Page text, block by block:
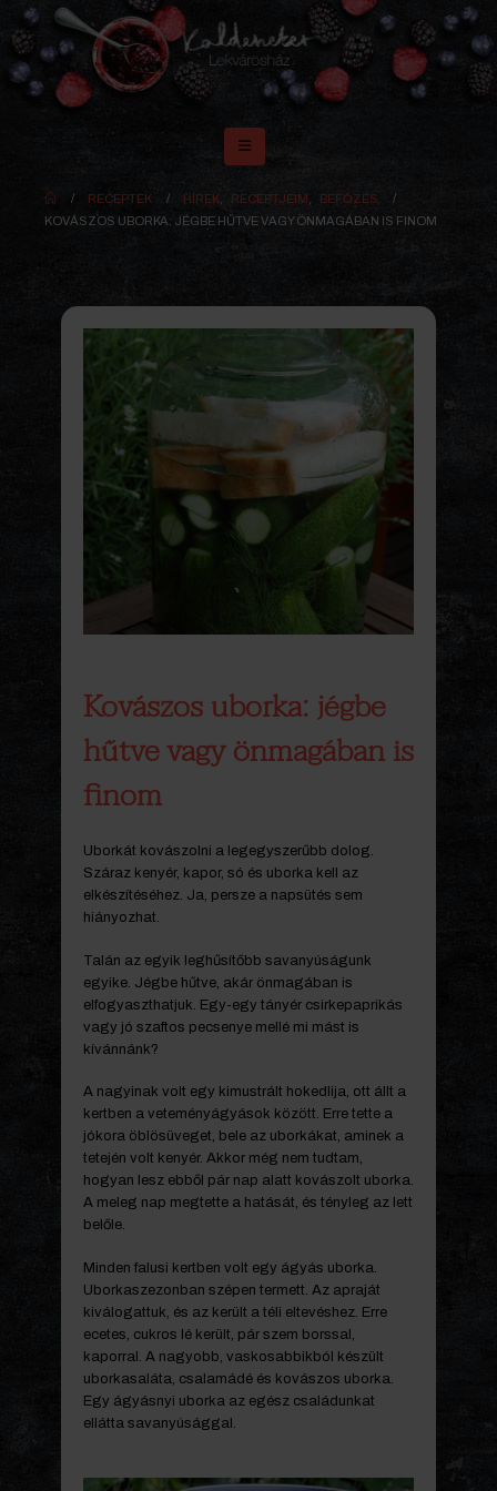
RECEPTEK HÍREK RECEPTJEIM
BEFŐZÉS
KOVÁSZOS UBORKA: JÉGBE HŰTVE VAGY ÖNMAGÁBAN IS FINOM
Kovászos uborka: jégbe
hűtve vagy önmagában is
finom
Uborkát kovászolni a legegyszerűbb dolog.
Száraz kenyér, kapor, só és uborka kell az
elkészítéséhez. Ja, persze a napsütés sem
hiányozhat.
Talán az egyik leghűsítőbb savanyúságunk
egyike. Jégbe hűtve, akár önmagában is
elfogyaszthatjuk. Egy-egy tányér csirkepaprikás
vagy jó szaftos pecsenye mellé mi mást is
kívánnánk?
A nagyinak volt egy kimustrált hokedlija, ott állt a
kertben a veteményágyások között. Erre tette a
jókora öblösüveget, bele az uborkákat, aminek a
tetején volt kenyér. Akkor még nem tudtam,
hogyan lesz ebből pár nap alatt kovászolt uborka.
A meleg nap megtette a hatását, és tényleg az lett
belőle.
Minden falusi kertben volt egy ágyás uborka.
Uborkaszezonban szépen termett. Az apraját
kiválogattuk, és az került a téli eltevéshez. Erre
ecetes, cukros lé került, pár szem borssal,
kaporral. A nagyobb, vaskosabbikból készült
uborkasaláta, csalamádé és kovászos uborka.
Egy ágyásnyi uborka az egész családunkat
ellátta savanyúsággal.